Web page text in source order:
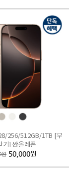
라인샵
256/512GB/1TB [무
기] 싼올레폰
50,000원